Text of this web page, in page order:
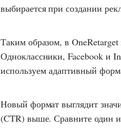
выбирается при создании
Таким образом, в
Одноклассники, Facebook и
используем адаптивный
Новый формат выглядит
(CTR) выше. Сравните один и